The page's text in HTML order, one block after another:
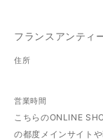
フランスアンテ
住所
営業時間
こちらのONLINE
の都度メインサイト